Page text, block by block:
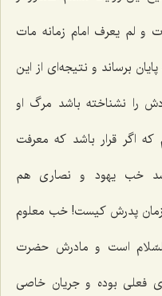
و لم يعرف امام زمانه مات
برساند و نتیجه‌ای از این
را نشناخته باشد مرگ او
اگر قرار باشد كه معرفت
خب یهود و نصاری هم
زمان پدرش كیست! خب معلوم
است و مادرش حضرت
فعلی بوده و جریان خاصی